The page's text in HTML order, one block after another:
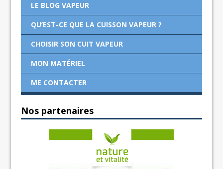
LE BLOG VAPEUR
QU’EST-CE QUE LA CUISSON VAPEUR ?
CHOISIR SON CUIT VAPEUR
MON MATÉRIEL
ME CONTACTER
Nos partenaires